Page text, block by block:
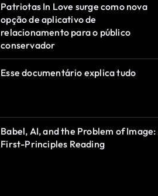
Patriotas In Love surge como nova
opção de aplicativo de
relacionamento para o público
conservador
Esse documentário explica tudo
Babel, AI, and the Problem of Image:
First-Principles Reading